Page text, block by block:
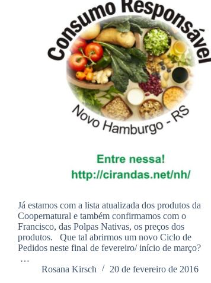
Já estamos com a lista atualizada dos produtos da
Coopernatural e também confirmamos com o
Francisco, das Polpas Nativas, os preços dos
produtos. Que tal abrirmos um novo Ciclo de
Pedidos neste final de fevereiro/ início de março?
…
Rosana Kirsch
20 de fevereiro de 2016